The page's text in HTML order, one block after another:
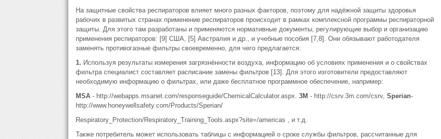
На защитные свойства респираторов влияет много разных факторов, поэтому для надёжной защиты здоровья
рабочих в развитых странах применение респираторов происходит в рамках комплексной программы респираторной
защиты. Для этого там разработаны и применяются нормативные документы, регулирующие выбор и организацию
применения респираторов: [9] США, [5] Австралия и др., и учебные пособия [7,8]. Они обязывают работодателя
заменять противогазные фильтры своевременно, для чего предлагается:
1. Используя результаты измерения загрязнённости воздуха, информацию об условиях применения и о свойствах
фильтра специалист составляет расписание замены фильтров [13]. Для этого изготовители предоставляют
необходимую информацию о фильтрах, или даже бесплатное программное обеспечение, например:
MSA- http://webapps.msanet.com/responseguide/ChemicalCalculator.aspx. 3М - http://csrv.3m.com/csrv, Sperian-
http://www.honeywellsafety.com/Products/Sperian/
Respiratory_Protection/Respiratory_Training_Tools.aspx?site=/americas , и т.д.
Также потребитель может использовать таблицы с информацией о сроке службы фильтров, рассчитанные для